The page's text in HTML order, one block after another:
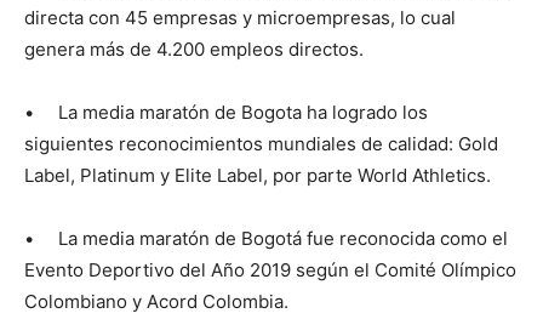
directa con 45 empresas y microempresas, lo cual
genera más de 4.200 empleos directos.
• La media maratón de Bogota ha logrado los
siguientes reconocimientos mundiales de calidad: Gold
Label, Platinum y Elite Label, por parte World Athletics.
• La media maratón de Bogotá fue reconocida como el
Evento Deportivo del Año 2019 según el Comité Olímpico
Colombiano y Acord Colombia.